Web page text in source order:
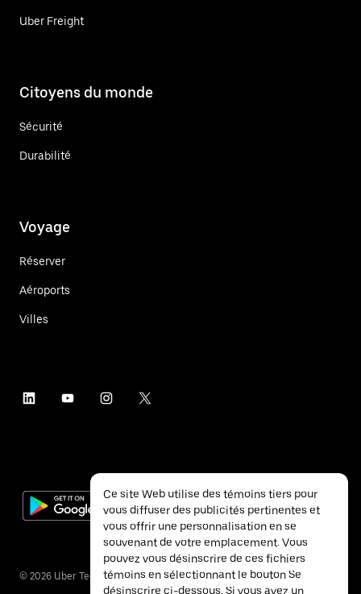
Uber Freight
Citoyens du monde
Sécurité
Durabilité
Voyage
Réserver
Aéroports
Villes
© 2026 Uber Technologies inc.
Ce site Web utilise des témoins tiers pour
vous diffuser des publicités pertinentes et
vous offrir une personnalisation en se
souvenant de votre emplacement. Vous
pouvez vous désinscrire de ces fichiers
témoins en sélectionnant le bouton Se
désinscrire ci-dessous. Si vous avez un